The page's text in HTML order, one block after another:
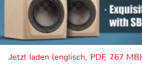
Jetzt laden (englisch, PDF, 7.67 MB)